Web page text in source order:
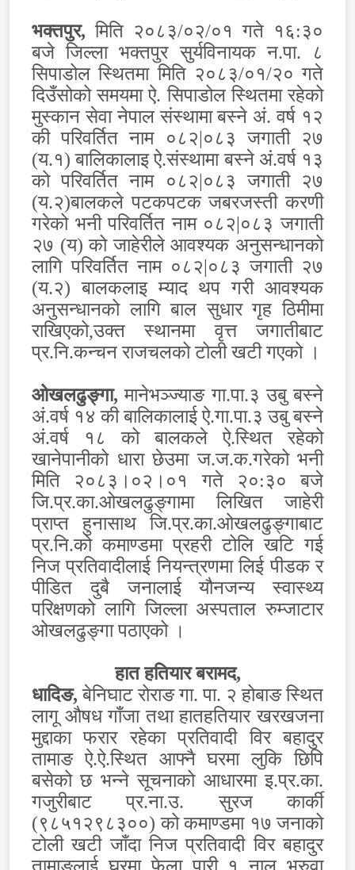
भक्तपुर,मिति २०८३/०२/०१ गते १६:३०
बजे जिल्ला भक्तपुर सुर्यविनायक न.पा. ८
सिपाडोल स्थितमा‌ मिति २०८३/०१/२० गते
दिउँसोको समयमा ऐ. सिपाडोल स्थितमा रहेको
मुस्कान सेवा नेपाल संस्थामा बस्ने अं. वर्ष १२
की परिवर्तित नाम ०८२ ०८३ जगाती २७
(य.१) बालिकालाइ ऐ.संस्थामा बस्ने अं.वर्ष १३
को परिवर्तित नाम ०८२ ०८३ जगाती २७
(य.२)बालकले पटकपटक जबरजस्ती करणी
गरेको भनी परिवर्तित नाम ०८२ ०८३ जगाती
२७ (य) को जाहेरीले आवश्यक अनुसन्धानको
लागि परिवर्तित नाम ०८२ ०८३ जगाती २७
(य.२) बालकलाइ म्याद थप गरी आवश्यक
अनुसन्धानको लागि बाल सुधार गृह ठिमीमा
राखिएको,उक्त स्थानमा वृत्त जगातीबाट
प्र.नि.कन्चन राजचलको टोली खटी गएको ।
ओखलढुङ्गा, मानेभञ्ज्याङ गा.पा.३ उबु बस्ने
अं.वर्ष १४ की बालिकालाई ऐ.गा.पा.३ उबु बस्ने
अं.वर्ष १८ को बालकले ऐ.स्थित रहेको
खानेपानीको धारा छेउमा ज.ज.क.गरेको भनी
मिति २०८३।०२।०१ गते २०:३० बजे
जि.प्र.का.ओखलढुङ्गामा लिखित जाहेरी
प्राप्त हुनासाथ जि.प्र.का.ओखलढुङ्गाबाट
प्र.नि.को कमाण्डमा प्रहरी टोलि खटि गई
निज प्रतिवादीलाई नियन्त्रणमा लिई पीडक र
पीडित दुबै जनालाई यौनजन्य स्वास्थ्य
परिक्षणको लागि जिल्ला अस्पताल रुम्जाटार
ओखलढुङ्गा पठाएको।
हात हतियार बरामद,
धादिङ,बेनिघाट रोराङ गा. पा. २ होबाङ स्थित
लागू औषध गाँजा तथा हातहतियार खरखजना
मुद्दाका फरार रहेका प्रतिवादी विर बहादुर
तामाङ ऐ.ऐ.स्थित आफ्नै घरमा लुकि छिपि
बसेको छ भन्ने सूचनाको आधारमा इ.प्र.का.
गजुरीबाट प्र.ना.उ. सुरज कार्की
(९८५१२९८३००) को कमाण्डमा १७ जनाको
टोली खटी जाँदा निज प्रतिवादी विर बहादुर